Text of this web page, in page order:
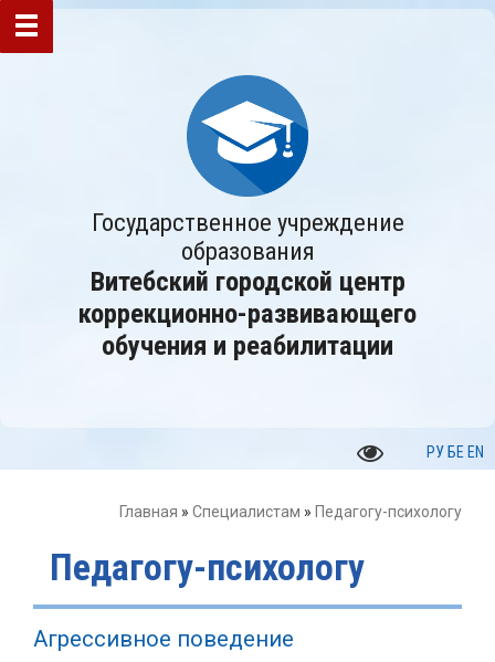
Государственное учреждение
образования
Витебский городской центр
коррекционно-развивающего
обучения и реабилитации
РУ БЕ EN
Главная » Специалистам » Педагогу-психологу
Педагогу-психологу
Агрессивное поведение